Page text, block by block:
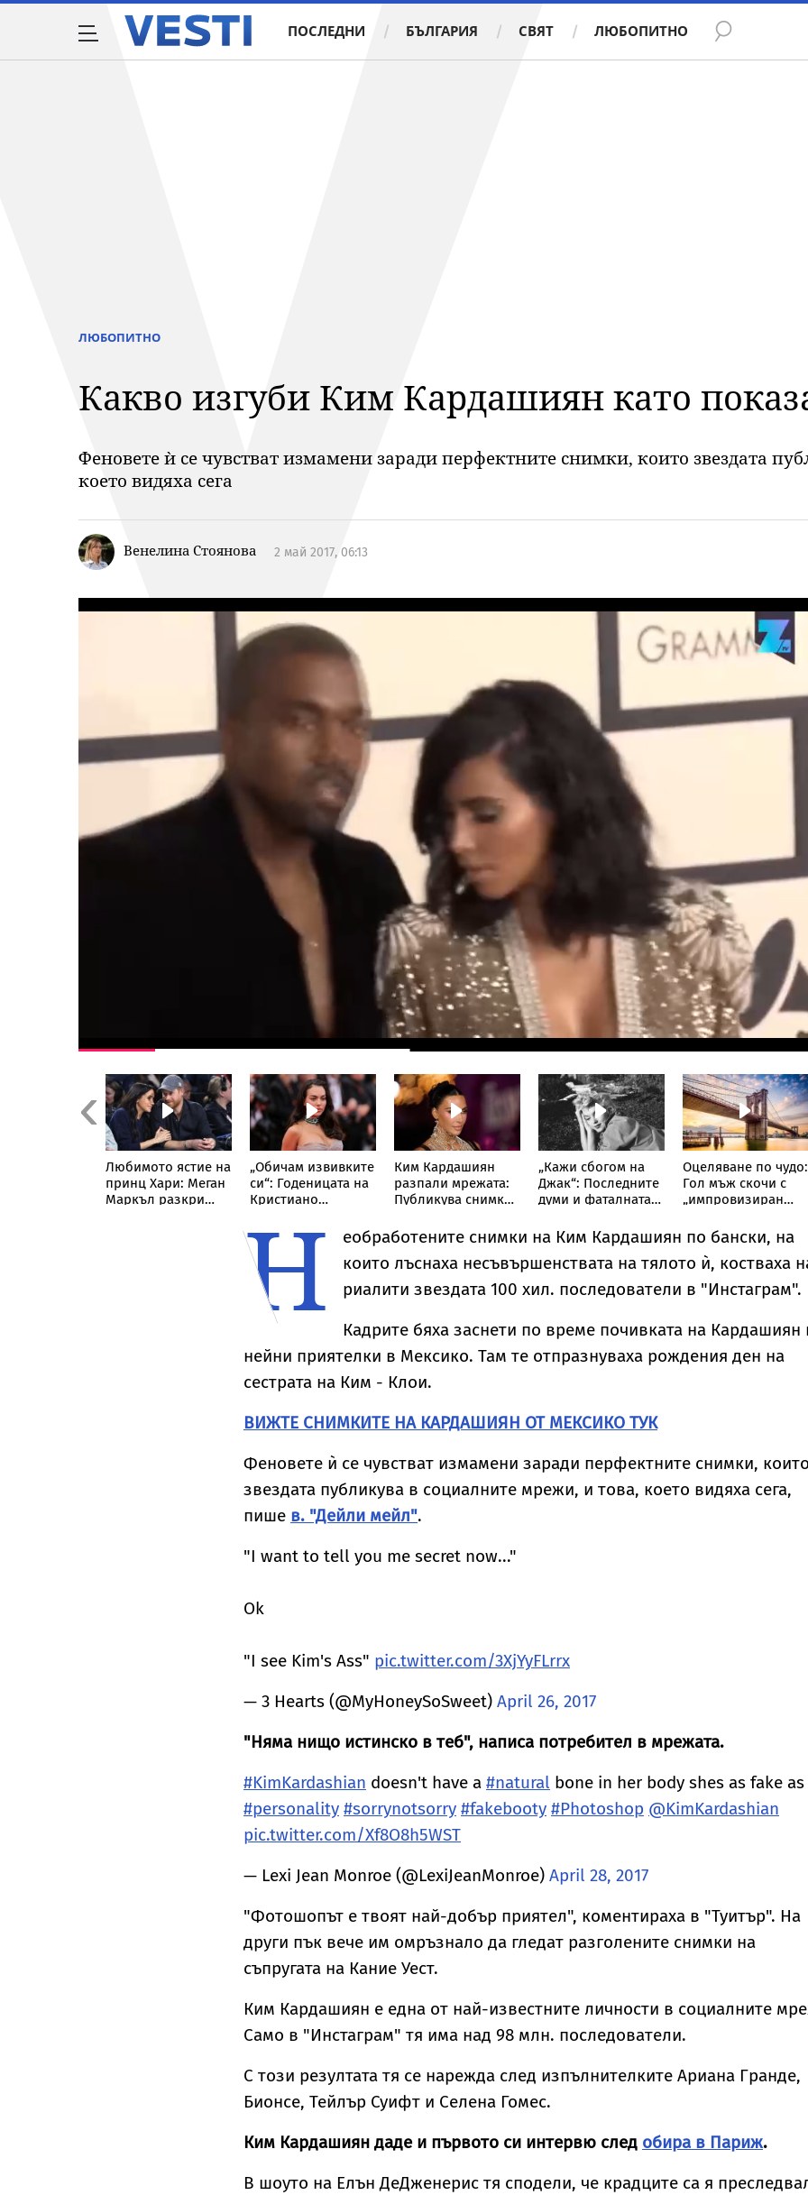
ПОСЛЕДНИ БЪЛГАРИЯ СВЯТ ЛЮБОПИТНО
ЛЮБОПИТНО
Какво изгуби Ким Кардашиян като
Феновете ѝ се чувстват измамени заради перфектните снимки, които звездата
което видяха сега
Венелина Стоянова 2 май 2017, 06:13
Previous
Любимото ястие на
принц Хари: Меган
Маркъл разкри
„Обичам извивките
си“: Годеницата на
Кристиано
на критиките към
тялото ѝ
Ким Кардашиян
разпали мрежата:
Публикува снимка
Формула 1“ Люис
Хамилтън
„Кажи сбогом на
Джак“: Последните
думи и фаталната
холивудската
легенда Мерилин
Монро
Оцеляване по чудо:
Гол мъж скочи с
„импровизиран
на Бруклинския
мост
Н
еобработените снимки на Ким Кардашиян по бански, на
които лъснаха несъвършенствата на тялото ѝ, костваха
риалити звездата 100 хил. последователи в "Инстаграм".
Кадрите бяха заснети по време почивката на Кардашиян
нейни приятелки в Мексико. Там те отпразнуваха рождения ден на
сестрата на Ким - Клои.
ВИЖТЕ СНИМКИТЕ НА КАРДАШИЯН ОТ МЕКСИКО ТУК
Феновете ѝ се чувстват измамени заради перфектните снимки,
звездата публикува в социалните мрежи, и това, което видяха сега,
пише в. "Дейли мейл".
"I want to tell you me secret now..."
Ok
"I see Kim's Ass" pic.twitter.com/3XjYyFLrrx
— 3 Hearts (@MyHoneySoSweet) April 26, 2017
"Няма нищо истинско в теб", написа потребител в мрежата.
#KimKardashian doesn't have a #natural bone in her body shes as fake
#personality #sorrynotsorry #fakebooty #Photoshop @KimKardashian
pic.twitter.com/Xf8O8h5WST
— Lexi Jean Monroe (@LexiJeanMonroe) April 28, 2017
"Фотошопът е твоят най-добър приятел", коментираха в "Туитър". На
други пък вече им омръзнало да гледат разголените снимки на
съпругата на Кание Уест.
Ким Кардашиян е една от най-известните личности в социалните
Само в "Инстаграм" тя има над 98 млн. последователи.
С този резултата тя се нарежда след изпълнителките Ариана Гранде,
Бионсе, Тейлър Суифт и Селена Гомес.
Ким Кардашиян даде и първото си интервю след обира в Париж.
В шоуто на Елън ДеДженерис тя сподели, че крадците са я